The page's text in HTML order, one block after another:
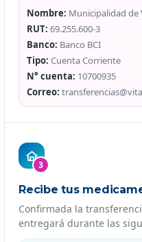
Nombre: Municipalidad de
RUT: 69.255.600-3
Banco: Banco BCI
Tipo: Cuenta Corriente
N° cuenta: 10700935
Correo:
3
Recibe tus
Confirmada la
entregará durante las